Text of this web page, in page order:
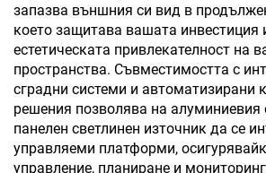
запазва външния си вид в
което защитава вашата инвестиция
естетическата привлекателност на
пространства. Съвместимостта с
сградни системи и автоматизирани
решения позволява на алуминиевия
панелен светлинен източник да се
управляеми платформи,
управление, планиране и